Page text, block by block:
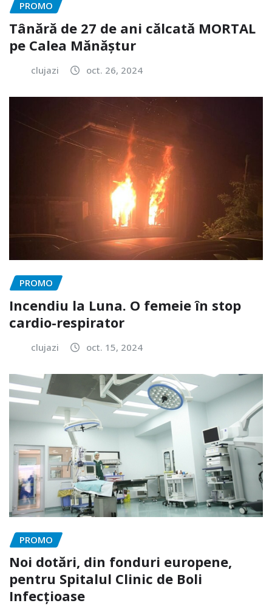
PROMO
Tânără de 27 de ani călcată MORTAL
pe Calea Mănăștur
clujazi oct. 26, 2024
PROMO
Incendiu la Luna. O femeie în stop
cardio-respirator
clujazi oct. 15, 2024
PROMO
Noi dotări, din fonduri europene,
pentru Spitalul Clinic de Boli
Infecțioase